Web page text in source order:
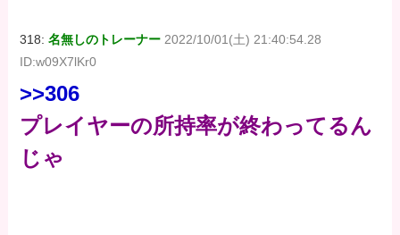
318:名無しのトレーナー 2022/10/01(土) 21:40:54.28
ID:w09X7lKr0
>>306
プレイヤーの所持率が終わってるん
じゃ